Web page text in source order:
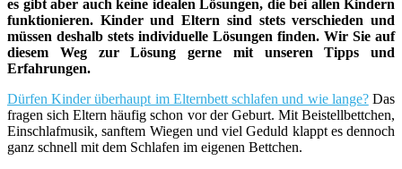
es gibt aber auch keine idealen Lösungen, die bei allen Kindern
funktionieren. Kinder und Eltern sind stets verschieden und
müssen deshalb stets individuelle Lösungen finden. Wir Sie auf
diesem Weg zur Lösung gerne mit unseren Tipps und
Erfahrungen.
Dürfen Kinder überhaupt im Elternbett schlafen und wie lange?Das
fragen sich Eltern häufig schon vor der Geburt. Mit Beistellbettchen,
Einschlafmusik, sanftem Wiegen und viel Geduld klappt es dennoch
ganz schnell mit dem Schlafen im eigenen Bettchen.